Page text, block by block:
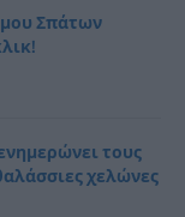
Σπάτων
τους
χελώνες